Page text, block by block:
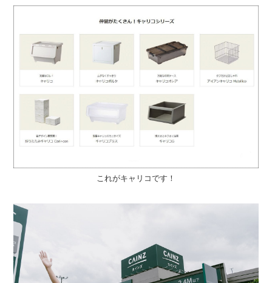
これがキャリコです！